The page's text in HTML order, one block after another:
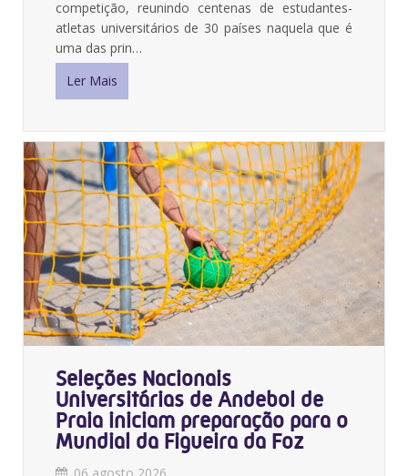
competição, reunindo centenas de estudantes-
atletas universitários de 30 países naquela que é
uma das prin…
Ler Mais
Seleções Nacionais
Universitárias de Andebol de
Praia iniciam preparação para o
Mundial da Figueira da Foz